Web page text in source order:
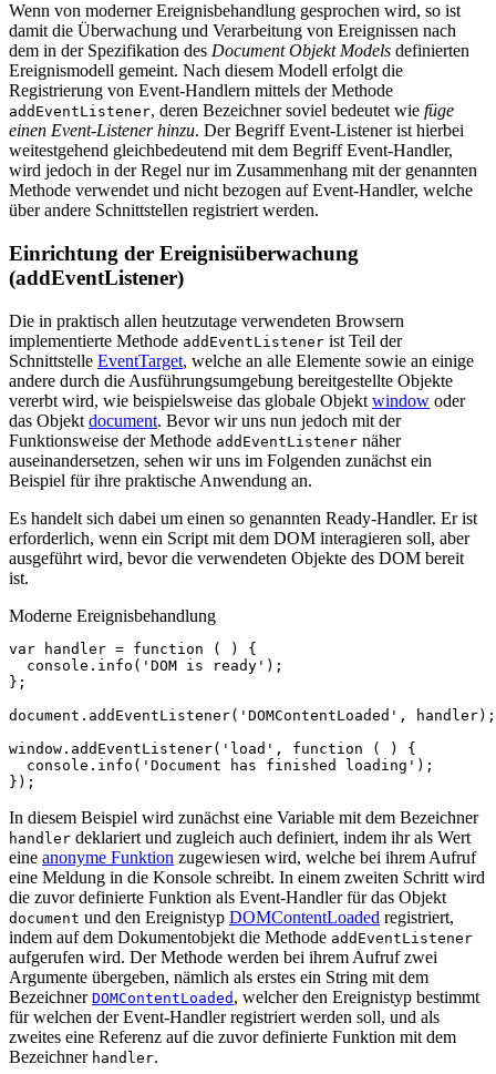
Wenn von moderner Ereignisbehandlung gesprochen wird, so ist
damit die Überwachung und Verarbeitung von Ereignissen nach
dem in der Spezifikation des Document Objekt Models definierten
Ereignismodell gemeint. Nach diesem Modell erfolgt die
Registrierung von Event-Handlern mittels der Methode
addEventListener, deren Bezeichner soviel bedeutet wie füge
einen Event-Listener hinzu. Der Begriff Event-Listener ist hierbei
weitestgehend gleichbedeutend mit dem Begriff Event-Handler,
wird jedoch in der Regel nur im Zusammenhang mit der genannten
Methode verwendet und nicht bezogen auf Event-Handler, welche
über andere Schnittstellen registriert werden.
Einrichtung der Ereignisüberwachung
(addEventListener)
Die in praktisch allen heutzutage verwendeten Browsern
implementierte Methode addEventListener ist Teil der
Schnittstelle EventTarget, welche an alle Elemente sowie an einige
andere durch die Ausführungsumgebung bereitgestellte Objekte
vererbt wird, wie beispielsweise das globale Objekt window oder
das Objekt document. Bevor wir uns nun jedoch mit der
Funktionsweise der Methode addEventListener näher
auseinandersetzen, sehen wir uns im Folgenden zunächst ein
Beispiel für ihre praktische Anwendung an.
Es handelt sich dabei um einen so genannten Ready-Handler. Er ist
erforderlich, wenn ein Script mit dem DOM interagieren soll, aber
ausgeführt wird, bevor die verwendeten Objekte des DOM bereit
ist.
Moderne Ereignisbehandlung
var handler = function ( )
{
console . info ( 'DOM is ready' );
};
document . addEventListener( 'DOMContentLoaded' , handler);
window . addEventListener( 'load' , function ( )
{
console . info ( 'Document has finished loading' );
});
In diesem Beispiel wird zunächst eine Variable mit dem Bezeichner
handler deklariert und zugleich auch definiert, indem ihr als Wert
eine anonyme Funktion zugewiesen wird, welche bei ihrem Aufruf
eine Meldung in die Konsole schreibt. In einem zweiten Schritt wird
die zuvor definierte Funktion als Event-Handler für das Objekt
document und den Ereignistyp DOMContentLoaded registriert,
indem auf dem Dokumentobjekt die Methode addEventListener
aufgerufen wird. Der Methode werden bei ihrem Aufruf zwei
Argumente übergeben, nämlich als erstes ein String mit dem
Bezeichner DOMContentLoaded , welcher den Ereignistyp bestimmt
für welchen der Event-Handler registriert werden soll, und als
zweites eine Referenz auf die zuvor definierte Funktion mit dem
Bezeichner handler.